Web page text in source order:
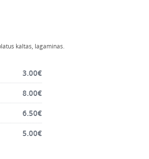
kaltas, lagaminas.
3.00€
8.00€
6.50€
5.00€